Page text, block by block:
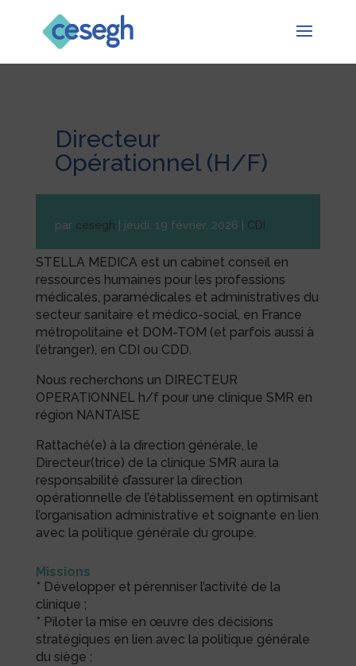
Directeur
Opérationnel (H/F)
par cesegh jeudi, 19 février, 2026 CDI
STELLA MEDICA est un cabinet conseil en
ressources humaines pour les professions
médicales, paramédicales et administratives du
secteur sanitaire et médico-social, en France
métropolitaine et DOM-TOM (et parfois aussi à
l’étranger), en CDI ou CDD.
Nous recherchons un DIRECTEUR
OPERATIONNEL h/f pour une clinique SMR en
région NANTAISE
Rattaché(e) à la direction générale, le
Directeur(trice) de la clinique SMR aura la
responsabilité d’assurer la direction
opérationnelle de l’établissement en optimisant
l’organisation administrative et soignante en lien
avec la politique générale du groupe.
Missions
* Développer et pérenniser l’activité de la
clinique ;
* Piloter la mise en œuvre des décisions
stratégiques en lien avec la politique générale
du siège ;